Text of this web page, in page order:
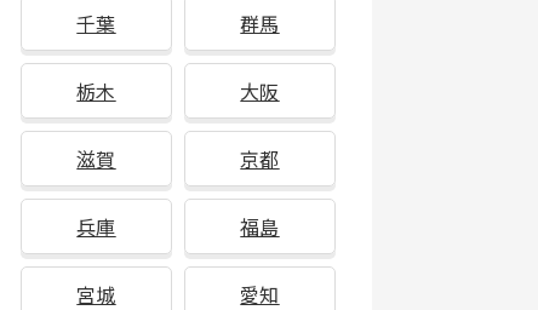
千葉 群馬
栃木 大阪
滋賀 京都
兵庫 福島
宮城 愛知